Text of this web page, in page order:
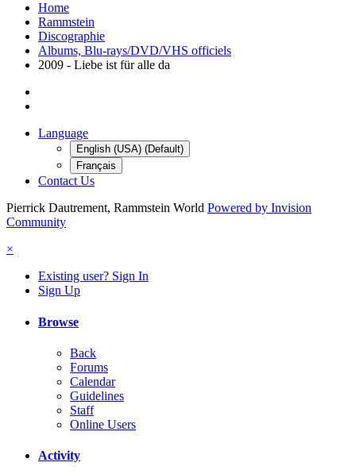
Home
Rammstein
Discographie
Albums, Blu-rays/DVD/VHS officiels
2009 - Liebe ist für alle da
Language
English (USA) (Default)
Français
Contact Us
Pierrick Dautrement, Rammstein World Powered by Invision
Community
×
Existing user? Sign In
Sign Up
Browse
Back
Forums
Calendar
Guidelines
Staff
Online Users
Activity